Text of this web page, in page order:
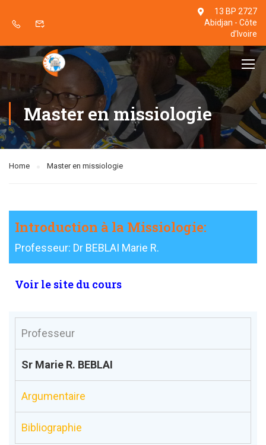
13 BP 2727
Abidjan - Côte
d’Ivoire
Master en missiologie
Home Master en missiologie
Introduction à la Missiologie:
Professeur: Dr BEBLAI Marie R.
Voir le site du cours
Professeur
Sr Marie R. BEBLAI
Argumentaire
Bibliographie